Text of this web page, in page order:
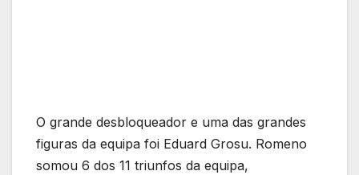
O grande desbloqueador e uma das grandes
figuras da equipa foi Eduard Grosu. Romeno
somou 6 dos 11 triunfos da equipa,